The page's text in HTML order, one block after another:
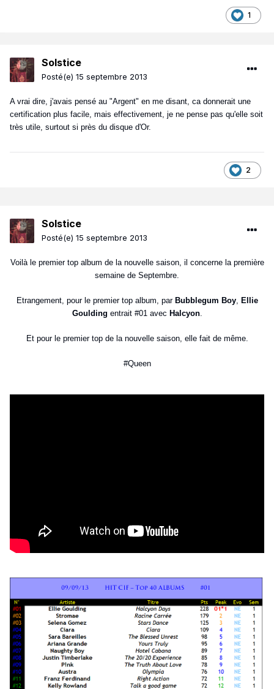
1
Solstice
Posté(e) 15 septembre 2013
A vrai dire, j'avais pensé au "Argent" en me disant, ca donnerait une
certification plus facile, mais effectivement, je ne pense pas qu'elle soit
très utile, surtout si près du disque d'Or.
2
Solstice
Posté(e) 15 septembre 2013
Voilà le premier top album de la nouvelle saison, il concerne la première
semaine de Septembre.
Etrangement, pour le premier top album, par Bubblegum Boy, Ellie
Goulding entrait #01 avec Halcyon.
Et pour le premier top de la nouvelle saison, elle fait de même.
#Queen